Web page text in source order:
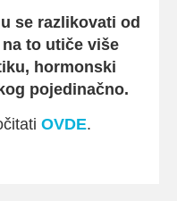
se razlikovati od
to utiče više
hormonski
pojedinačno.
OVDE.